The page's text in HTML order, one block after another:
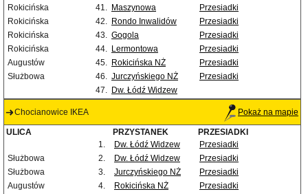
Rokicińska
41. Maszynowa
Przesiadki
Rokicińska
42. Rondo Inwalidów
Przesiadki
Rokicińska
43. Gogola
Przesiadki
Rokicińska
44. Lermontowa
Przesiadki
Augustów
45. Rokicińska NŻ
Przesiadki
Służbowa
46. Jurczyńskiego NŻ
Przesiadki
47. Dw. Łódź Widzew
Chocianowice IKEA Pokaż na mapie
ULICA PRZYSTANEK
PRZESIADKI
1.
Dw. Łódź Widzew
Przesiadki
Służbowa
2. Dw. Łódź Widzew
Przesiadki
Służbowa
3. Jurczyńskiego NŻ
Przesiadki
Augustów
4. Rokicińska NŻ
Przesiadki